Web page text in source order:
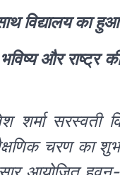
विद्यालय का
और राष्ट्र
सरस्वती
चरण का